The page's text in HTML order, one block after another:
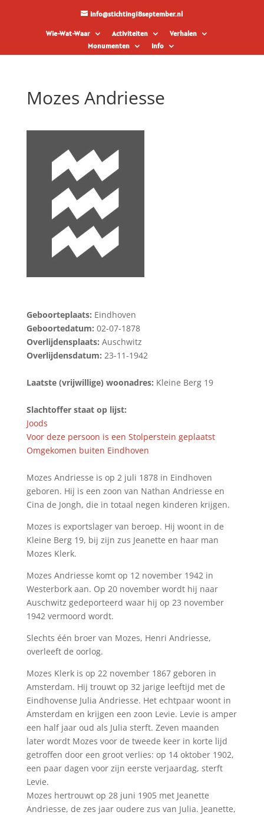
info@stichting18september.nl
Wie-Wat-Waar Activiteiten
Verhalen
Monumenten
Info
Mozes Andriesse
Geboorteplaats: Eindhoven
Geboortedatum: 02-07-1878
Overlijdensplaats: Auschwitz
Overlijdensdatum: 23-11-1942
Laatste (vrijwillige) woonadres: Kleine Berg 19
Slachtoffer staat op lijst:
Joods
Voor deze persoon is een Stolperstein geplaatst
Omgekomen buiten Eindhoven
Mozes Andriesse is op 2 juli 1878 in Eindhoven
geboren. Hij is een zoon van Nathan Andriesse en
Cina de Jongh, die in totaal negen kinderen krijgen.
Mozes is exportslager van beroep. Hij woont in de
Kleine Berg 19, bij zijn zus Jeanette en haar man
Mozes Klerk.
Mozes Andriesse komt op 12 november 1942 in
Westerbork aan. Op 20 november wordt hij naar
Auschwitz gedeporteerd waar hij op 23 november
1942 vermoord wordt.
Slechts één broer van Mozes, Henri Andriesse,
overleeft de oorlog.
Mozes Klerk is op 22 november 1867 geboren in
Amsterdam. Hij trouwt op 32 jarige leeftijd met de
Eindhovense Julia Andriesse. Het echtpaar woont in
Amsterdam en krijgen een zoon Levie. Levie is amper
een half jaar oud als Julia sterft. Zeven maanden
later wordt Mozes voor de tweede keer in korte lijd
getroffen door een groot verlies: op 14 oktober 1902,
een paar dagen voor zijn eerste verjaardag, sterft
Levie.
Mozes hertrouwt op 28 juni 1905 met Jeanette
Andriesse, de zes jaar oudere zus van Julia. Jeanette,